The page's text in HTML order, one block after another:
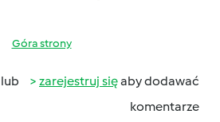
Góra strony
lub zarejestruj sięaby dodawać
komentarze